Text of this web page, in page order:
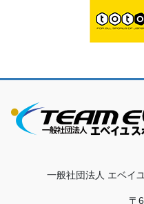
一般社団法人 エベイ
〒